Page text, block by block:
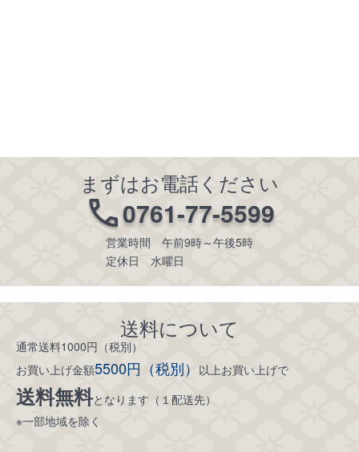
まずはお電話ください
0761-77-5599
営業時間 午前9時～午後5時
定休日 水曜日
送料について
通常送料1000円（税別）
お買い上げ金額5500円（税別） 以上お買い上げで
送料無料となります（１配送先）
※一部地域を除く